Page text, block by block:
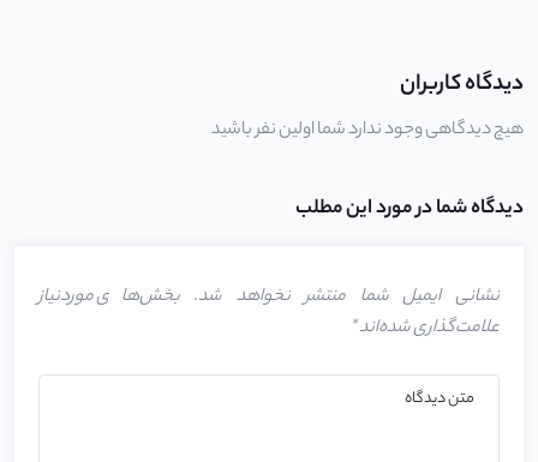
دیدگاه کاربران
هیچ دیدگاهی وجود ندارد شما اولین نفر باشید
دیدگاه شما در مورد این مطلب
نشانی ایمیل شما منتشر نخواهد شد. بخش‌های موردنیاز
علامت‌گذاری شده‌اند*